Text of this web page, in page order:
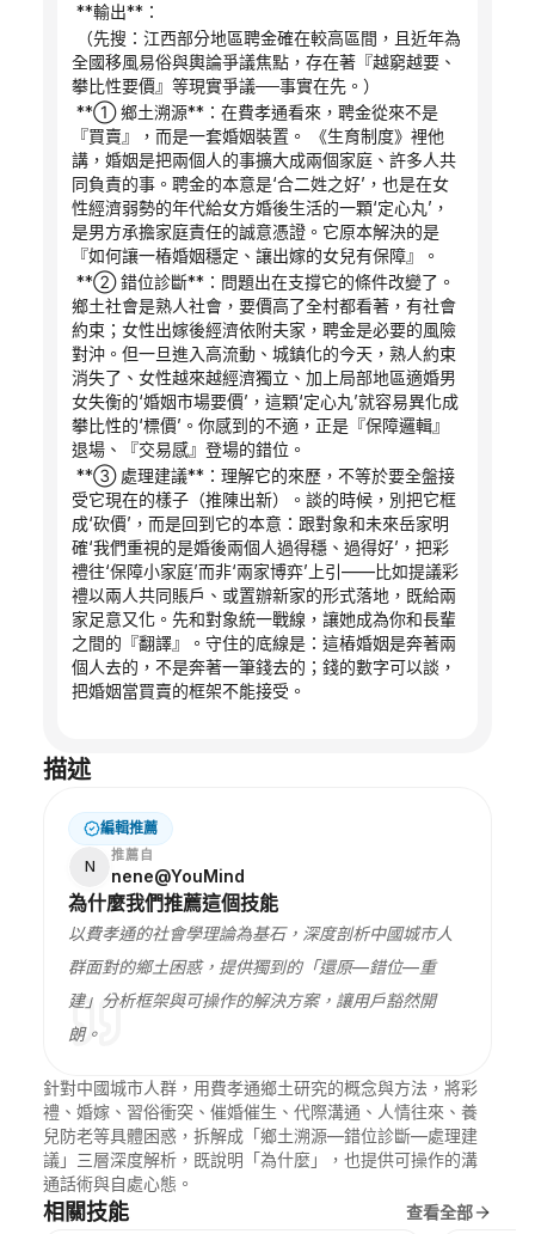
**輸出**：
全國移風易俗與輿論爭議焦點，存在著『越窮越要、
攀比性要價』等現實爭議──事實在先。）
『買賣』，而是一套婚姻裝置。 《生育制度》裡他
講，婚姻是把兩個人的事擴大成兩個家庭、許多人共
同負責的事。聘金的本意是‘合二姓之好’，也是在女
性經濟弱勢的年代給女方婚後生活的一顆‘定心丸’，
是男方承擔家庭責任的誠意憑證。它原本解決的是
『如何讓一樁婚姻穩定、讓出嫁的女兒有保障』。
鄉土社會是熟人社會，要價高了全村都看著，有社會
約束；女性出嫁後經濟依附夫家，聘金是必要的風險
對沖。但一旦進入高流動、城鎮化的今天，熟人約束
消失了、女性越來越經濟獨立、加上局部地區適婚男
女失衡的‘婚姻市場要價’，這顆‘定心丸’就容易異化成
攀比性的‘標價’。你感到的不適，正是『保障邏輯』
退場、『交易感』登場的錯位。
受它現在的樣子（推陳出新）。談的時候，別把它框
成‘砍價’，而是回到它的本意：跟對象和未來岳家明
確‘我們重視的是婚後兩個人過得穩、過得好’，把彩
禮往‘保障小家庭’而非‘兩家博弈’上引——比如提議彩
禮以兩人共同賬戶、或置辦新家的形式落地，既給兩
家足意又化。先和對象統一戰線，讓她成為你和長輩
之間的『翻譯』。守住的底線是：這樁婚姻是奔著兩
個人去的，不是奔著一筆錢去的；錢的數字可以談，
把婚姻當買賣的框架不能接受。
描述
編輯推薦
N
推薦自
nene@YouMind
為什麼我們推薦這個技能
以費孝通的社會學理論為基石，深度剖析中國城市人
群面對的鄉土困惑，提供獨到的「還原—錯位—重
建」分析框架與可操作的解決方案，讓用戶豁然開
朗。
針對中國城市人群，用費孝通鄉土研究的概念與方法，將彩
禮、婚嫁、習俗衝突、催婚催生、代際溝通、人情往來、養
兒防老等具體困惑，拆解成「鄉土溯源—錯位診斷—處理建
議」三層深度解析，既說明「為什麼」，也提供可操作的溝
通話術與自處心態。
相關技能 查看全部